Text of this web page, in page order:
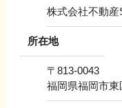
株式会社不動
所在地
〒 813-0043
福岡県福岡市